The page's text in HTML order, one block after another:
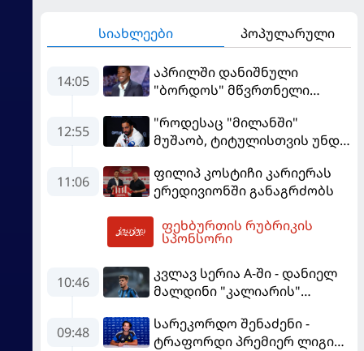
სიახლეები პოპულარული
14:05
აპრილში დანიშნული
"ბორდოს" მწვრთნელი
12:55
"როდესაც "მილანში"
მუშაობ, ტიტულისთვის უნდა
"როსონერის" ფანები
დააიმედა
11:06
ფილიპ კოსტიჩი კარიერას
ერედივიონში განაგრძობს
ფეხბურთის რუბრიკის
სპონსორი
10:46
კვლავ სერია A-ში - დანიელ
მალდინი "კალიარის"
09:48
სარეკორდო შენაძენი -
ტრაფორდი პრემიერ ლიგის